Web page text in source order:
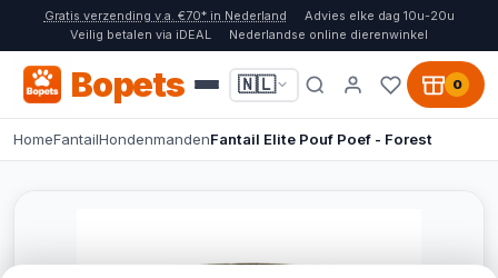
Gratis verzending v.a. €70* in Nederland
Advies elke dag 10u-20u
Veilig betalen via iDEAL
Nederlandse online dierenwinkel
Bopets 🇳🇱 0
HomeFantailHondenmandenFantail Elite Pouf Poef - Forest